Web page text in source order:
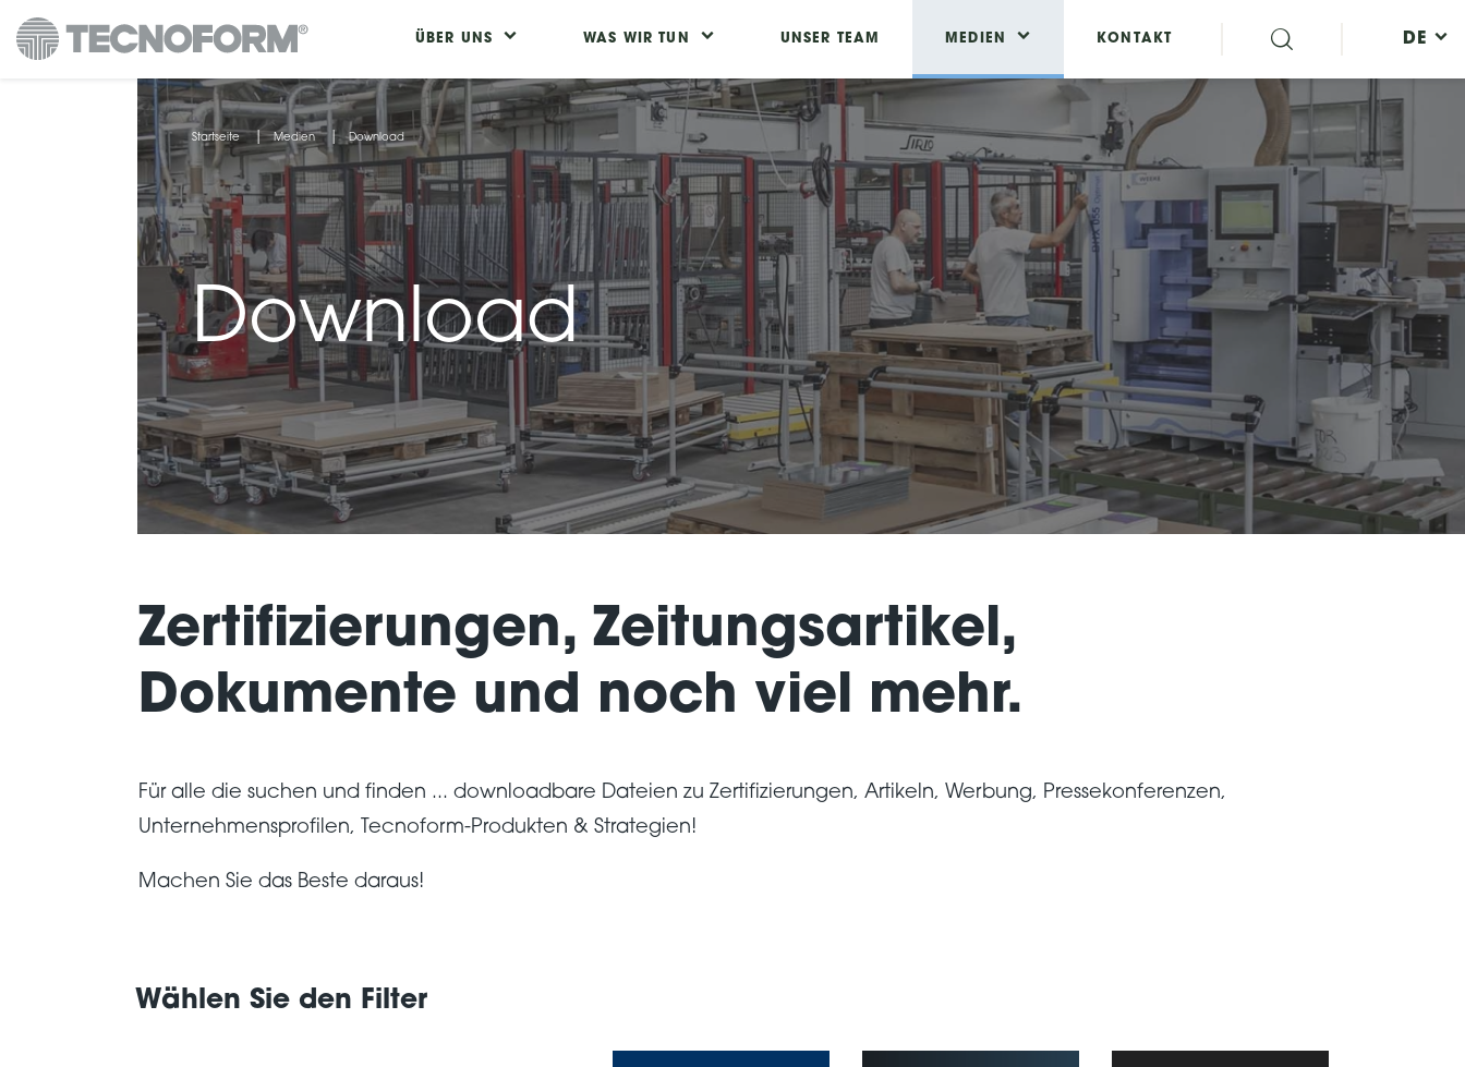
Direkt
zum
Sie
sind
hier
Startseite Medien Download
Download
Zertifizierungen, Zeitungsartikel,
Dokumente und noch viel mehr.
Für alle die suchen und finden ... downloadbare Dateien zu Zertifizierungen, Artikeln, Werbung, Pressekonferenzen,
Unternehmensprofilen, Tecnoform-Produkten & Strategien!
Machen Sie das Beste daraus!
Wählen Sie den Filter
ÜBER UNS WAS WIR TUN UNSER TEAM MEDIEN KONTAKT DE